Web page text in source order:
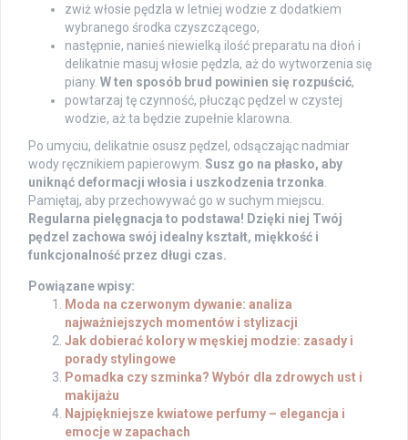
zwiż włosie pędzla w letniej wodzie z dodatkiem
wybranego środka czyszczącego,
następnie, nanieś niewielką ilość preparatu na dłoń i
delikatnie masuj włosie pędzla, aż do wytworzenia się
piany. W ten sposób brud powinien się rozpuścić,
powtarzaj tę czynność, płucząc pędzel w czystej
wodzie, aż ta będzie zupełnie klarowna.
Po umyciu, delikatnie osusz pędzel, odsączając nadmiar
wody ręcznikiem papierowym. Susz go na płasko, aby
uniknąć deformacji włosia i uszkodzenia trzonka
Pamiętaj, aby przechowywać go w suchym miejscu.
Regularna pielęgnacja to podstawa! Dzięki niej Twój
pędzel zachowa swój idealny kształt, miękkość i
funkcjonalność przez długi czas.
Powiązane wpisy:
Moda na czerwonym dywanie: analiza
najważniejszych momentów i stylizacji
Jak dobierać kolory w męskiej modzie: zasady i
porady stylingowe
Pomadka czy szminka? Wybór dla zdrowych ust i
makijażu
Najpiękniejsze kwiatowe perfumy – elegancja i
emocje w zapachach